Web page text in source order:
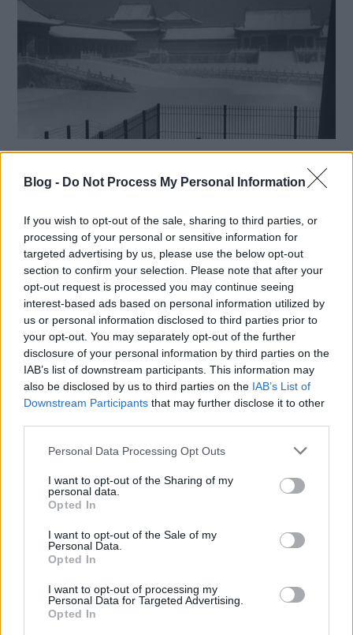
Blog - Do Not Process My Personal Information
If you wish to opt-out of the sale, sharing to third parties, or
processing of your personal or sensitive information for
targeted advertising by us, please use the below opt-out
section to confirm your selection. Please note that after your
opt-out request is processed you may continue seeing
interest-based ads based on personal information utilized by
us or personal information disclosed to third parties prior to
your opt-out. You may separately opt-out of the further
disclosure of your personal information by third parties on the
IAB’s list of downstream participants. This information may
also be disclosed by us to third parties on the IAB’s List of
Downstream Participants that may further disclose it to other
Please note that this website/app uses one or more Google
not limited to your visit or usage behaviour. You may click to
grant or deny consent to Google and its third-party tags to
use your data for below specified purposes in below Google
consent section.
Personal Data Processing Opt Outs
I want to opt-out of the Sharing of my
personal data.
Opted In
I want to opt-out of the Sale of my
Personal Data.
Opted In
I want to opt-out of processing my
Personal Data for Targeted Advertising.
Opted In
Fotós idézet - Marc Riboud
(1923)
A fényképezés nem tudja megváltoztatni a világot,
de meg tudja mutatni, különösen akkor, amikor az
épp változik. Fotó: Marc Riboud: A Tiltott Város,
Peking, Kína, 1957 (forrás: maimano.hu )
2018 / 02 / 24 Tovább
Fotós idézet - Jan Saudek
(1935)
Tökéletes képet nem is tudok csinálni soha. Olyat,